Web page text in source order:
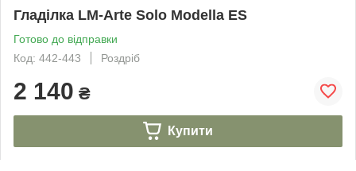
Гладілка LM-Arte Solo Modella ES
Готово до відправки
Код: 442-443
Роздріб
2 140 ₴
Купити